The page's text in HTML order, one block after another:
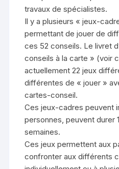
travaux de spécialistes.
Il y a plusieurs « jeux-
permettant de jouer de
ces 52 conseils. Le livret
conseils à la carte » (voir
actuellement 22 jeux
différentes de « jouer »
cartes-conseil.
Ces jeux-cadres peuvent
personnes, peuvent durer
semaines.
Ces jeux permettent aux
confronter aux différents